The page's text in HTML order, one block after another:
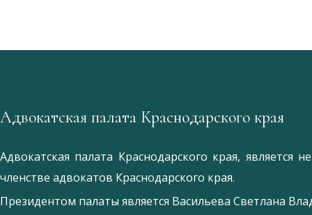
Адвокатская палата Краснодарского края
Адвокатская палата Краснодарского края, является
членстве адвокатов Краснодарского края.
Президентом палаты является Ваcильева Светлана